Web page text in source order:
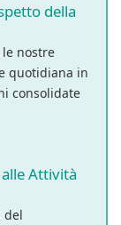
della
nostre
quotidiana in
consolidate
Attività
del